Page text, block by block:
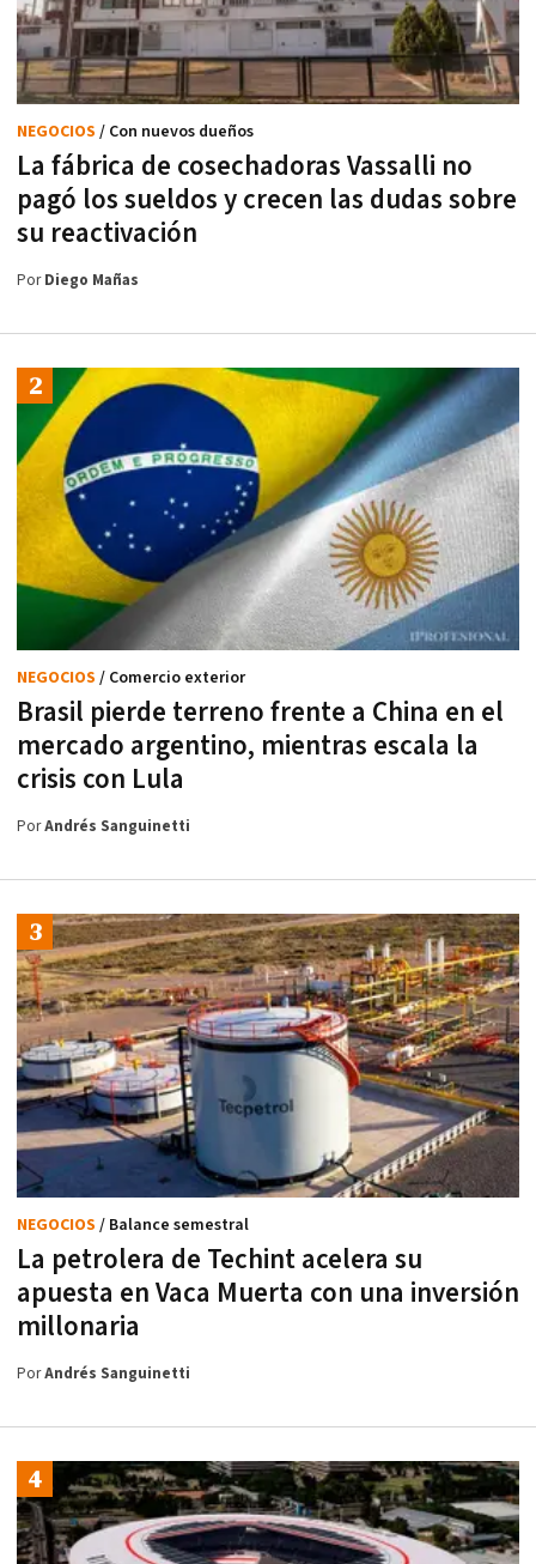
La fábrica de cosechadoras Vassalli no
pagó los sueldos y crecen las dudas sobre
su reactivación
NEGOCIOS / Con nuevos dueños
PorDiego Mañas
Brasil pierde terreno frente a China en el
mercado argentino, mientras escala la
crisis con Lula
NEGOCIOS / Comercio exterior
PorAndrés Sanguinetti
La petrolera de Techint acelera su
apuesta en Vaca Muerta con una inversión
millonaria
NEGOCIOS / Balance semestral
PorAndrés Sanguinetti